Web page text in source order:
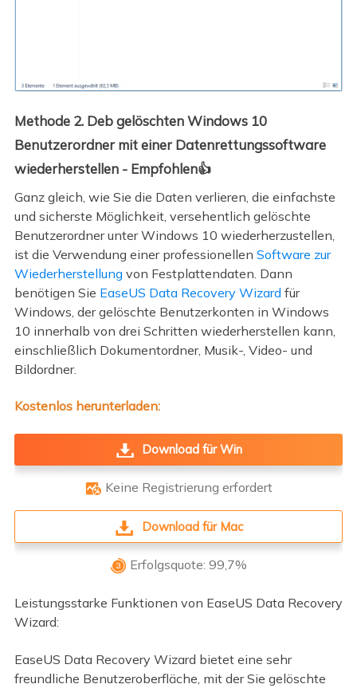
Methode 2. Deb gelöschten Windows 10
Benutzerordner mit einer Datenrettungssoftware
wiederherstellen - Empfohlen👍
Ganz gleich, wie Sie die Daten verlieren, die einfachste
und sicherste Möglichkeit, versehentlich gelöschte
Benutzerordner unter Windows 10 wiederherzustellen,
ist die Verwendung einer professionellen Software zur
Wiederherstellungvon Festplattendaten. Dann
benötigen Sie EaseUS Data Recovery Wizard für
Windows, der gelöschte Benutzerkonten in Windows
10 innerhalb von drei Schritten wiederherstellen kann,
einschließlich Dokumentordner, Musik-, Video- und
Bildordner.
Kostenlos herunterladen:
Download für Win
 Keine Registrierung erfordert
Download für Mac
 Erfolgsquote: 99,7%
Leistungsstarke Funktionen von EaseUS Data Recovery
Wizard:
EaseUS Data Recovery Wizard bietet eine sehr
freundliche Benutzeroberfläche, mit der Sie gelöschte